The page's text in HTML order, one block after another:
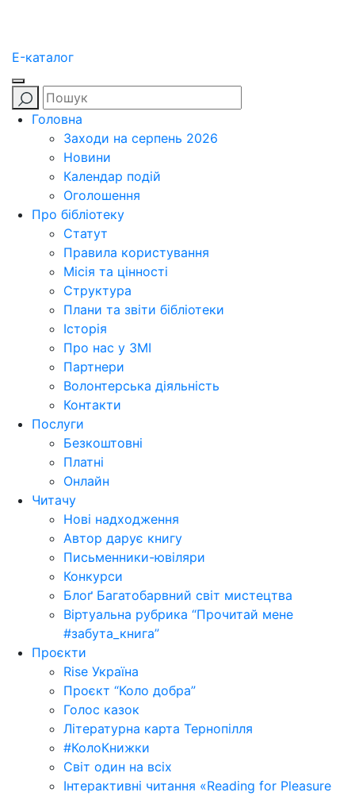
E-каталог
Головна
Заходи на серпень 2026
Новини
Календар подій
Оголошення
Про бібліотеку
Статут
Правила користування
Місія та цінності
Структура
Плани та звіти бібліотеки
Історія
Про нас у ЗМІ
Партнери
Волонтерська діяльність
Контакти
Послуги
Безкоштовні
Платні
Онлайн
Читачу
Нові надходження
Автор дарує книгу
Письменники-ювіляри
Конкурси
Блоґ Багатобарвний світ мистецтва
Віртуальна рубрика “Прочитай мене
#забута_книга”
Проєкти
Rise Україна
Проєкт “Коло добра”
Голос казок
Літературна карта Тернопілля
#КолоКнижки
Світ один на всіх
Інтерактивні читання «Reading for Pleasure